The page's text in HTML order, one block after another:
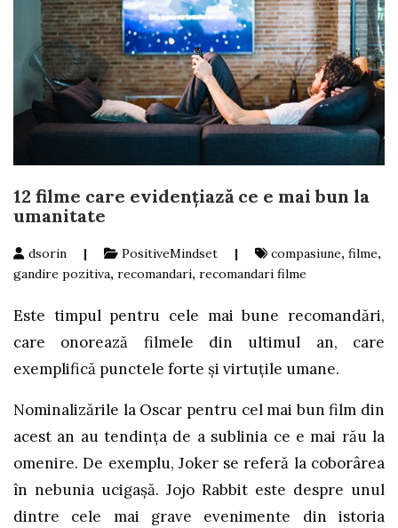
12 filme care evidențiază ce e mai bun la
umanitate
dsorin | PositiveMindset | compasiune, filme,
gandire pozitiva, recomandari, recomandari filme
Este timpul pentru cele mai bune recomandări,
care onorează filmele din ultimul an, care
exemplifică punctele forte și virtuțile umane.
Nominalizările la Oscar pentru cel mai bun film din
acest an au tendința de a sublinia ce e mai rău la
omenire. De exemplu, Joker se referă la coborârea
în nebunia ucigașă. Jojo Rabbit este despre unul
dintre cele mai grave evenimente din istoria